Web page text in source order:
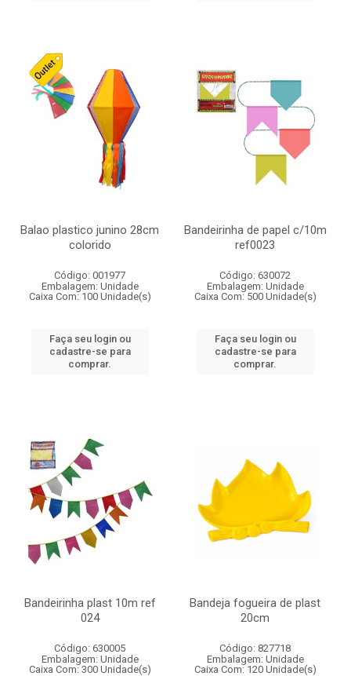
Balao plastico junino 28cm
colorido
Código: 001977
Embalagem: Unidade
Caixa Com: 100 Unidade(s)
Faça seu login ou
cadastre-se para
comprar.
Bandeirinha de papel c/10m
ref0023
Código: 630072
Embalagem: Unidade
Caixa Com: 500 Unidade(s)
Faça seu login ou
cadastre-se para
comprar.
Bandeirinha plast 10m ref
024
Código: 630005
Embalagem: Unidade
Caixa Com: 300 Unidade(s)
Bandeja fogueira de plast
20cm
Código: 827718
Embalagem: Unidade
Caixa Com: 120 Unidade(s)